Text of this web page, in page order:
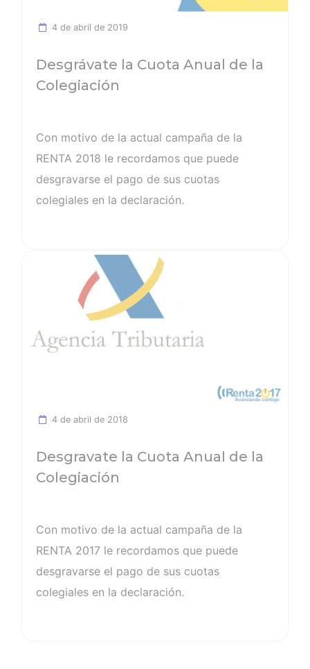
4 de abril de 2019
Desgrávate la Cuota Anual de la
Colegiación
Con motivo de la actual campaña de la
RENTA 2018 le recordamos que puede
desgravarse el pago de sus cuotas
colegiales en la declaración.
4 de abril de 2018
Desgravate la Cuota Anual de la
Colegiación
Con motivo de la actual campaña de la
RENTA 2017 le recordamos que puede
desgravarse el pago de sus cuotas
colegiales en la declaración.